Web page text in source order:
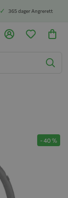
365 dager Angrerett
-40 %